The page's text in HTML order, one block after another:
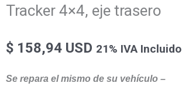
Tracker 4×4, eje trasero
$ 158,94 USD 21% IVA Incluido
Se repara el mismo de su vehículo –